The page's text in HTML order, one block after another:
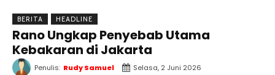
BERITA HEADLINE
Rano Ungkap Penyebab Utama
Kebakaran di Jakarta
Penulis: Rudy Samuel Selasa, 2 Juni 2026